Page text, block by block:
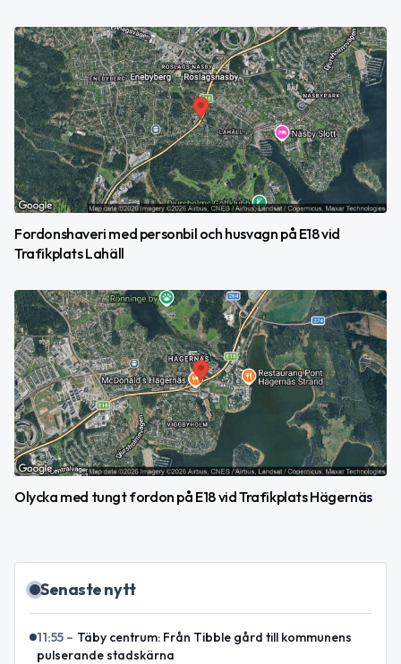
Fordonshaveri med personbil och husvagn på E18 vid
Trafikplats Lahäll
Olycka med tungt fordon på E18 vid Trafikplats Hägernäs
Senaste nytt
11:55 – Täby centrum: Från Tibble gård till kommunens
pulserande stadskärna